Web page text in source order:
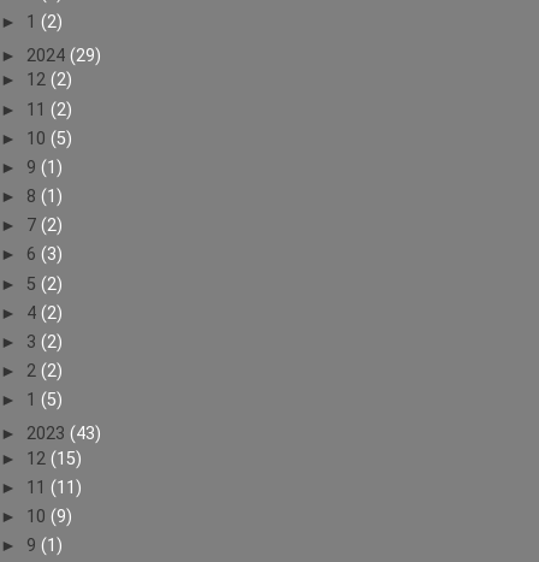
► 1 (2)
► 2024 (29)
► 12 (2)
► 11 (2)
► 10 (5)
► 9 (1)
► 8 (1)
► 7 (2)
► 6 (3)
► 5 (2)
► 4 (2)
► 3 (2)
► 2 (2)
► 1 (5)
► 2023 (43)
► 12 (15)
► 11 (11)
► 10 (9)
► 9 (1)